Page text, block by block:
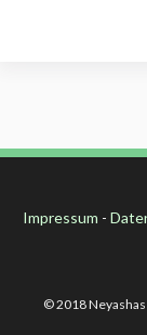
Impressum -
© 2018